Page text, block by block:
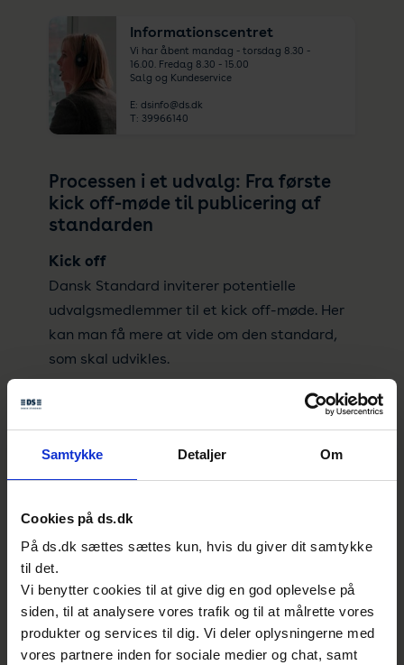
Samtykke Detaljer Om
Cookies på ds.dk
På ds.dk sættes sættes kun, hvis du giver dit samtykke
til det.
Vi benytter cookies til at give dig en god oplevelse på
siden, til at analysere vores trafik og til at målrette vores
produkter og services til dig. Vi deler oplysningerne med
vores partnere inden for sociale medier og chat, samt
Informationscentret
Vi har åbent mandag - torsdag 8.30 -
16.00. Fredag 8.30 - 15.00
Salg og Kundeservice
E: dsinfo@ds.dk
T: 39966140
Processen i et udvalg: Fra første
kick off-møde til publicering af
standarden
Kick off
Dansk Standard inviterer potentielle
udvalgsmedlemmer til et kick off-møde. Her
kan man få mere at vide om den standard,
som skal udvikles.
På det første udvalgsmøde udpeges en
formand blandt medlemmerne. Strategien
og hvor ofte udvalget skal mødes.
Første internationale møde: Strategi og
nedsættelse af arbejdsgrupper
De danske deltagere repræsenterer det
danske udvalg. Der nedsættes